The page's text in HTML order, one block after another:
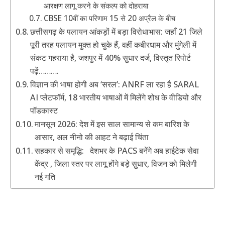
आरक्षण लागू करने के संकल्प को दोहराया
CBSE 10वीं का परिणाम 15 से 20 अप्रैल के बीच
छत्तीसगढ़ के पलायन आंकड़ों में बड़ा विरोधाभास: जहाँ 21 जिले
पूरी तरह पलायन मुक्त हो चुके हैं, वहीं कबीरधाम और मुंगेली में
संकट गहराया है, जशपुर में 40% सुधार दर्ज, विस्तृत रिपोर्ट
पढ़ें……….
विज्ञान की भाषा होगी अब ‘सरल’: ANRF ला रहा है SARAL
AI प्लेटफॉर्म, 18 भारतीय भाषाओं में मिलेंगे शोध के वीडियो और
पॉडकास्ट
मानसून 2026: देश में इस साल सामान्य से कम बारिश के
आसार, अल नीनो की आहट ने बढ़ाई चिंता
सहकार से समृद्धि: देशभर के PACS बनेंगे अब हाईटेक सेवा
केंद्र , जिला स्तर पर लागू होंगे बड़े सुधार, विजन को मिलेगी
नई गति